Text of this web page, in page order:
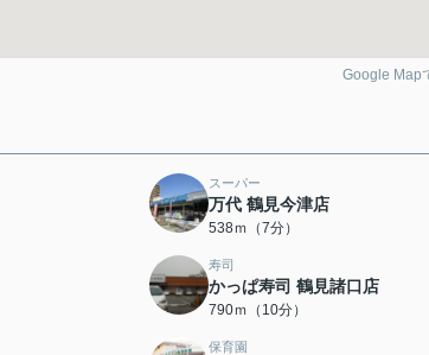
Google Map
スーパー
万代 鶴見今津店
538ｍ（7分）
寿司
かっぱ寿司 鶴見諸口店
790ｍ（10分）
保育園